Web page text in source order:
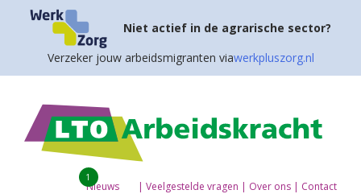
Niet actief in de agrarische sector?
Verzeker jouw arbeidsmigranten viawerkpluszorg.nl
Nieuws
1
| Veelgestelde vragen | Over ons | Contact